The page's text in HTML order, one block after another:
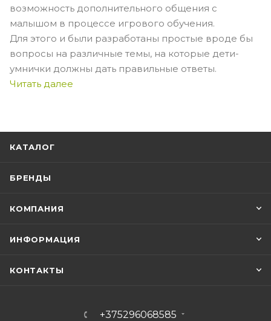
возможность дополнительного общения с
малышом в процессе игрового обучения.
Для этого и были разработаны простые вроде бы
вопросы на различные темы, на которые дети-
умнички должны дать правильные ответы.
Читать далее
КАТАЛОГ
БРЕНДЫ
КОМПАНИЯ
ИНФОРМАЦИЯ
КОНТАКТЫ
+375296068585